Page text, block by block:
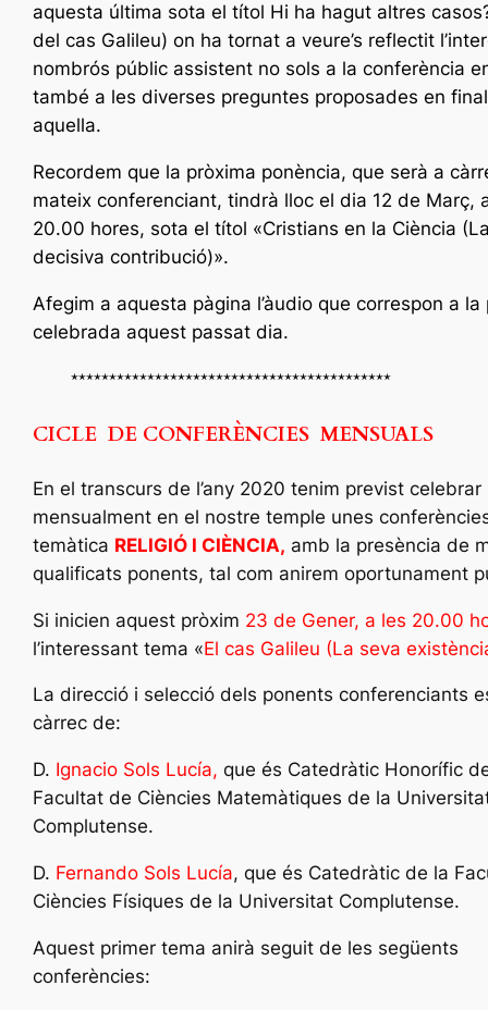
aquesta última sota el títol Hi ha hagut altres
del cas Galileu) on ha tornat a veure’s reflectit
nombrós públic assistent no sols a la conferència
també a les diverses preguntes proposades en
aquella.
Recordem que la pròxima ponència, que serà a
mateix conferenciant, tindrà lloc el dia 12 de Març,
20.00 hores, sota el títol «Cristians en la Ciència
decisiva contribució)».
Afegim a aquesta pàgina l’àudio que correspon a la
celebrada aquest passat dia.
******************************************
CICLE DE CONFERÈNCIES MENSUALS
En el transcurs de l’any 2020 tenim previst celebrar
mensualment en el nostre temple unes
temàtica RELIGIÓ I CIÈNCIA, amb la presència de
qualificats ponents, tal com anirem oportunament
Si inicien aquest pròxim 23 de Gener, a les 20.00
l’interessant tema «El cas Galileu (La seva
La direcció i selecció dels ponents conferenciants
càrrec de:
D. Ignacio Sols Lucía, que és Catedràtic Honorífic
Facultat de Ciències Matemàtiques de la
Complutense.
D. Fernando Sols Lucía, que és Catedràtic de la
Ciències Físiques de la Universitat Complutense.
Aquest primer tema anirà seguit de les següents
conferències: